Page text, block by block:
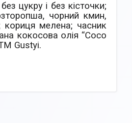
цукру і без кісточки;
чорний кмин,
кориця мелена; часник
кокосова олія “Coco
Gustyi.